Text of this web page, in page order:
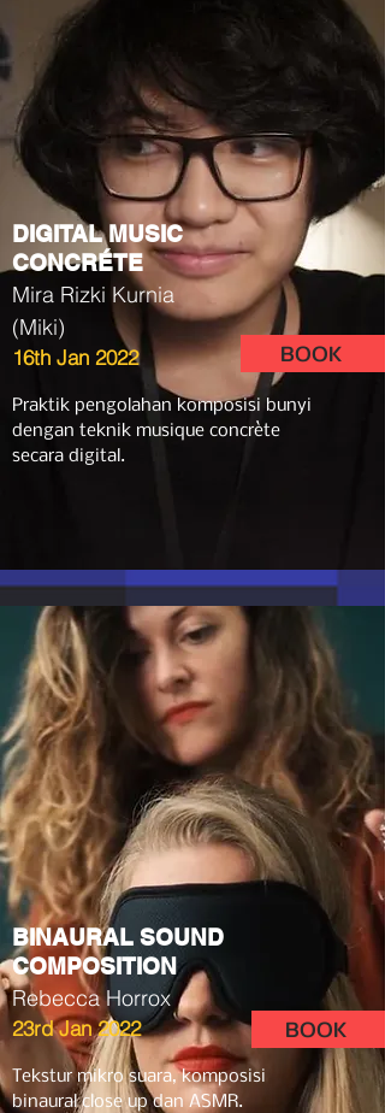
DIGITAL MUSIC
CONCRÉTE
Mira Rizki Kurnia
(Miki)
16th Jan 2022
Praktik pengolahan komposisi bunyi
dengan teknik musique concrète
secara digital.
BINAURAL SOUND
COMPOSITION
Rebecca Horrox
23rd Jan 2022
Tekstur mikro suara, komposisi
binaural close up dan ASMR.
BOOK
BOOK